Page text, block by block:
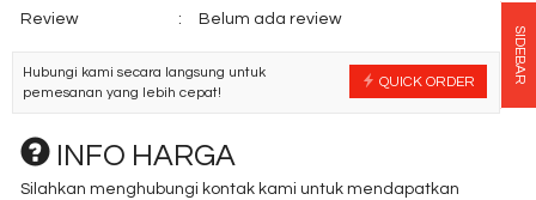
Review : Belum ada review
QUICK ORDER
Hubungi kami secara langsung untuk
pemesanan yang lebih cepat!
INFO HARGA
Silahkan menghubungi kontak kami untuk mendapatkan
SIDEBAR